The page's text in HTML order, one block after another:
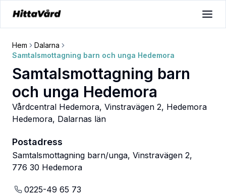
Hem
Dalarna
Samtalsmottagning barn och unga Hedemora
Samtalsmottagning barn
och unga Hedemora
Vårdcentral Hedemora, Vinstravägen 2, Hedemora
Hedemora, Dalarnas län
Postadress
Samtalsmottagning barn/unga, Vinstravägen 2,
776 30 Hedemora
0225-49 65 73